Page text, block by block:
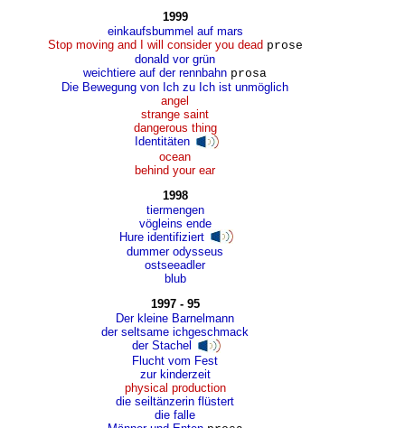
1999
einkaufsbummel auf mars
Stop moving and I will consider you dead prose
donald vor grün
weichtiere auf der rennbahn prosa
Die Bewegung von Ich zu Ich ist unmöglich
angel
strange saint
dangerous thing
Identitäten
ocean
behind your ear
1998
tiermengen
vögleins ende
Hure identifiziert
dummer odysseus
ostseeadler
blub
1997 - 95
Der kleine Barnelmann
der seltsame ichgeschmack
der Stachel
Flucht vom Fest
zur kinderzeit
physical production
die seiltänzerin flüstert
die falle